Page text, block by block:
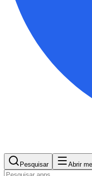
Pesquisar Abrir